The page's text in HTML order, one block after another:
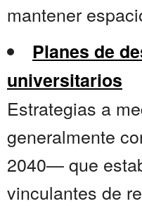
mantener
Planes de
universitarios
Estrategias a
generalmente
2040— que
vinculantes de